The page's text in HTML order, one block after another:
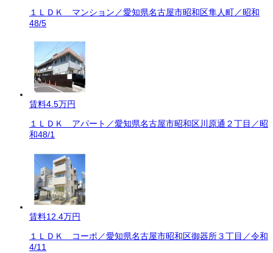
１ＬＤＫ マンション／愛知県名古屋市昭和区隼人町／昭和
48/5
賃料4.5万円
１ＬＤＫ アパート／愛知県名古屋市昭和区川原通２丁目／昭
和48/1
賃料12.4万円
１ＬＤＫ コーポ／愛知県名古屋市昭和区御器所３丁目／令和
4/11